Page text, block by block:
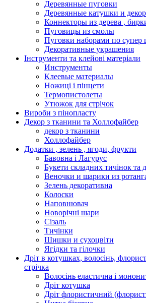
Деревянные пуговки
Деревянные катушки и декор
Коннекторы из дерева ,
Пуговицы из смолы
Пуговки наборами по супер
Декоративные украшения
Інструменти та клейові матеріали
Инструменты
Клеевые материалы
Ножиці і пінцети
Термопистолеты
Утюжок для стрічок
Вироби з пінопласту
Декор з тканини та Холлофайбер
декор з тканини
Холлофайбер
Додатки , зелень , ягоди, фрукти
Бавовна і Лагурус
Букети складних тичінок та
Веночки и шарики из
Зелень декоративна
Колоски
Наповнювач
Новорічні шари
Сізаль
Тичінки
Шишки и сухоцвіти
Ягідки та гілочки
Дріт в котушках, волосінь,
стрічка
Волосінь еластична і
Дріт котушка
Дріт флористичний